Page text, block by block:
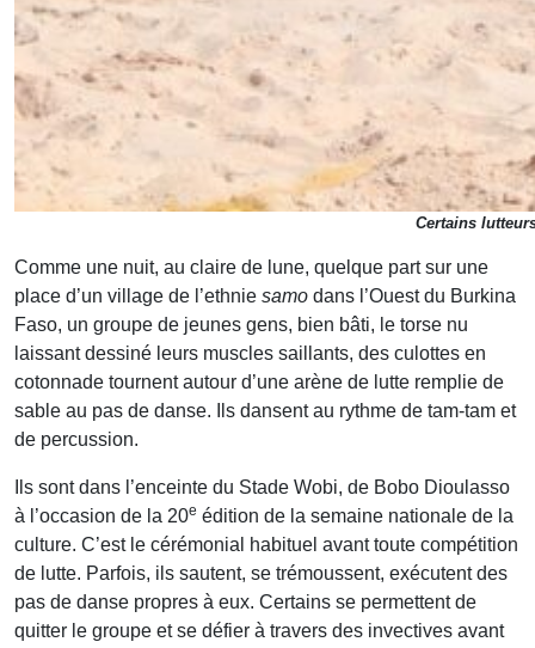
Certains
Comme une nuit, au claire de lune, quelque part sur une
place d’un village de l’ethnie samo dans l’Ouest du Burkina
Faso, un groupe de jeunes gens, bien bâti, le torse nu
laissant dessiné leurs muscles saillants, des culottes en
cotonnade tournent autour d’une arène de lutte remplie de
sable au pas de danse. Ils dansent au rythme de tam-tam et
de percussion.
Ils sont dans l’enceinte du Stade Wobi, de Bobo Dioulasso
à l’occasion de la 20e édition de la semaine nationale de la
culture. C’est le cérémonial habituel avant toute compétition
de lutte. Parfois, ils sautent, se trémoussent, exécutent des
pas de danse propres à eux. Certains se permettent de
quitter le groupe et se défier à travers des invectives avant